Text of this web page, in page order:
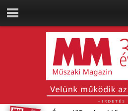
HIRDETÉS